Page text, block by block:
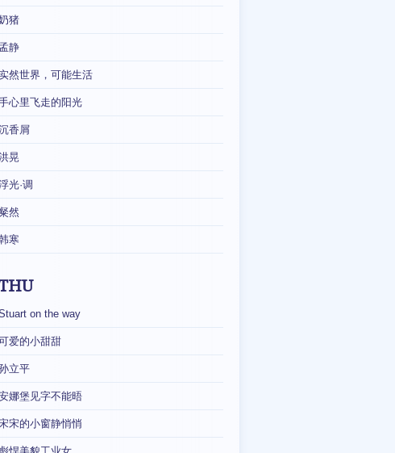
猪
孟静
然世界，可能生活
心里飞走的阳光
香屑
晃
光·调
然
寒
on the way
爱的小甜甜
立平
娜堡见字不能晤
宋的小窗静悄悄